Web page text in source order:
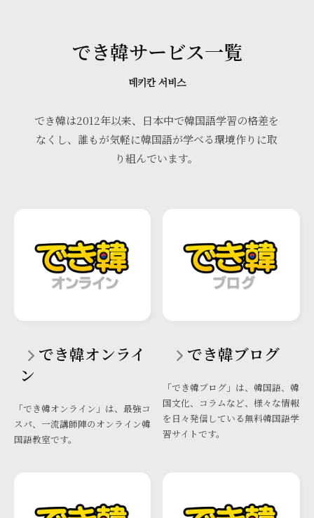
でき韓サービス一覧
데키칸 서비스
でき韓は2012年以来、日本中で韓国語学習の格差を
なくし、誰もが気軽に韓国語が学べる環境作りに取
り組んでいます。
でき韓オンライ
ン
「でき韓オンライン」は、最強コ
スパ、一流講師陣のオンライン韓
国語教室です。
でき韓ブログ
「でき韓ブログ」は、韓国語、韓
国文化、コラムなど、様々な情報
を日々発信している無料韓国語学
習サイトです。